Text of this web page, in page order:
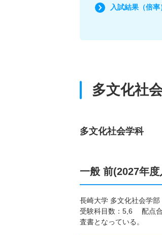
入試結果（倍
多文化社
多文化社会学科
一般 前(2027年
長崎大学 多文化社会学
受験科目数：5,6 配点合
査書となっている。